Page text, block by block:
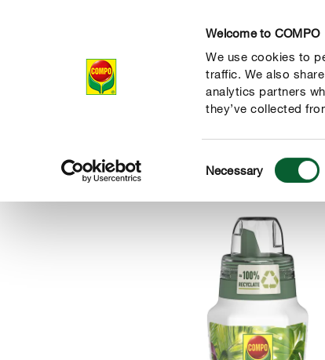
Welcome to COMPO
We use cookies to
traffic. We also
analytics partners
they’ve collected
Selection
Necessary
Produits
COMPOProduits Engrais & soins des plantes Plantes